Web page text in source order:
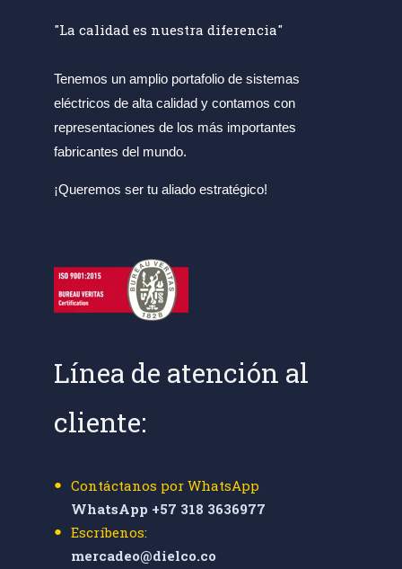
"La calidad es nuestra diferencia"
Tenemos un amplio portafolio de sistemas
eléctricos de alta calidad y contamos con
representaciones de los más importantes
fabricantes del mundo.
¡Queremos ser tu aliado estratégico!
Línea de atención al
cliente:
Contáctanos por WhatsApp
WhatsApp +57 318 3636977
Escríbenos:
mercadeo@dielco.co